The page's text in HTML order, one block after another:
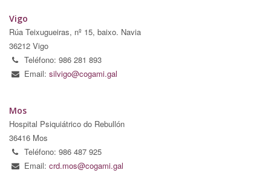
Vigo
Rúa Teixugueiras, nº 15, baixo. Navia
36212 Vigo
Teléfono: 986 281 893
Email: silvigo@cogami.gal
Mos
Hospital Psiquiátrico do Rebullón
36416 Mos
Teléfono: 986 487 925
Email: crd.mos@cogami.gal